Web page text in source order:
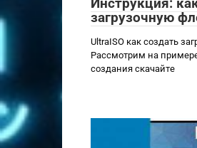
загрузочную
UltraISO как создать
Рассмотрим на
создания скачайте